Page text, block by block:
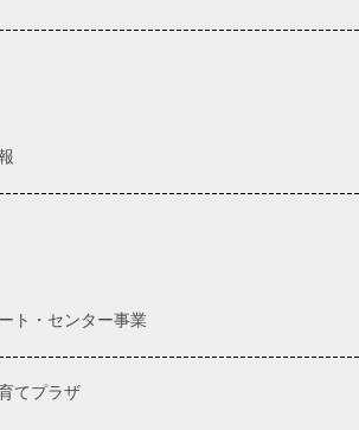
ト・センター事業
てプラザ